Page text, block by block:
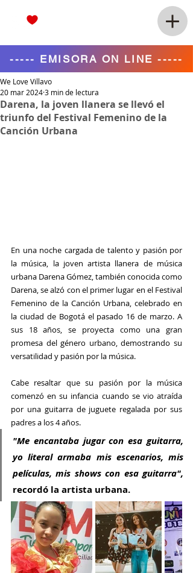
----- EMISORA ON LINE -----
Darena, la joven llanera se llevó el
triunfo del Festival Femenino de la
Canción Urbana
We Love Villavo
20 mar 20243 min de lectura
En una noche cargada de talento y pasión por
la música, la joven artista llanera de música
urbana Darena Gómez
Darena, se alzó con el primer lugar en el Festival
Femenino de la Canción Urbana, celebrado en
la ciudad de Bogotá el pasado 16 de marzo. A
sus 18 años, se proyecta como una gran
promesa del género urbano, demostrando su
versatilidad y pasión por la música.
Cabe resaltar que su pasión por la música
comenzó en su infancia cuando se vio atraída
por una guitarra de juguete regalada por sus
padres a los 4 años.
"Me encantaba jugar con esa guitarra,
yo literal armaba mis escenarios, mis
recordó la artista urbana.